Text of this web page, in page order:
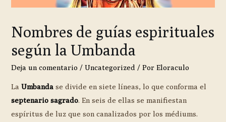
Nombres de guías espirituales
según la Umbanda
Deja un comentario /Uncategorized / PorEloraculo
LaUmbanda se divide en siete líneas, lo que conforma el
septenario sagrado. En seis de ellas se manifiestan
espíritus de luz que son canalizados por los médiums.